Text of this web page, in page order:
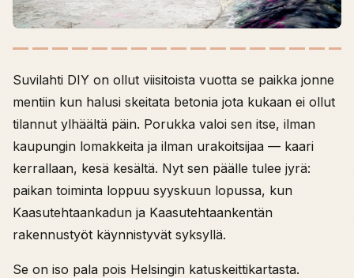
Suvilahti DIY on ollut viisitoista vuotta se paikka jonne
mentiin kun halusi skeitata betonia jota kukaan ei ollut
tilannut ylhäältä päin. Porukka valoi sen itse, ilman
kaupungin lomakkeita ja ilman urakoitsijaa — kaari
kerrallaan, kesä kesältä. Nyt sen päälle tulee jyrä:
paikan toiminta loppuu syyskuun lopussa, kun
Kaasutehtaankadun ja Kaasutehtaankentän
rakennustyöt käynnistyvät syksyllä.
Se on iso pala pois Helsingin katuskeittikartasta.